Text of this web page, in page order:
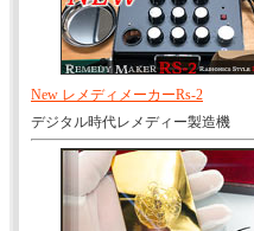
New レメディメーカーRs-2
デジタル時代レメディー製造機